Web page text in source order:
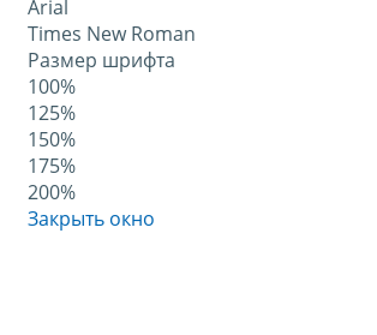
Arial
Times New Roman
Размер шрифта
100%
125%
150%
175%
200%
Закрыть окно